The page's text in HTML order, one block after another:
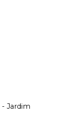
- Jardim